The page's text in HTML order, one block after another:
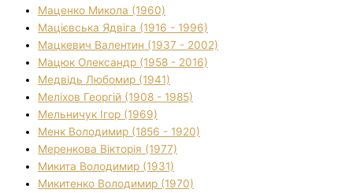
Маценко Микола (1960)
Мацієвська Ядвіга (1916 - 1996)
Мацкевич Валентин (1937 - 2002)
Мацюк Олександр (1958 - 2016)
Медвідь Любомир (1941)
Меліхов Георгій (1908 - 1985)
Мельничук Ігор (1969)
Менк Володимир (1856 - 1920)
Меренкова Вікторія (1977)
Микита Володимир (1931)
Микитенко Володимир (1970)